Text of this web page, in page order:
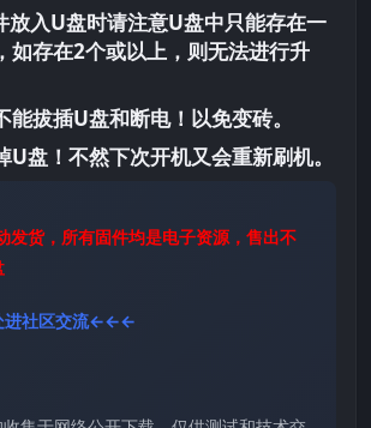
放入U盘时请注意U盘中只能存在一
如存在2个或以上，则无法进行升
能拔插U盘和断电！以免变砖。
U盘！不然下次开机又会重新刷机。
发货，所有固件均是电子资源，售出不
社区交流←←←